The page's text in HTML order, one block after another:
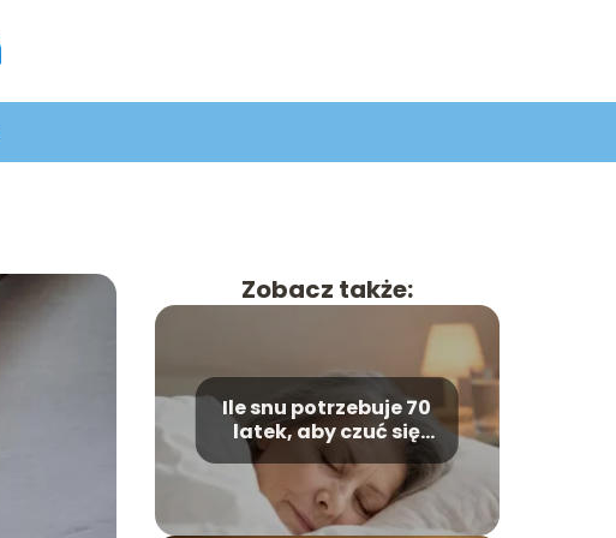
Zobacz także:
Ile snu potrzebuje 70
latek, aby czuć się
wypoczęta?